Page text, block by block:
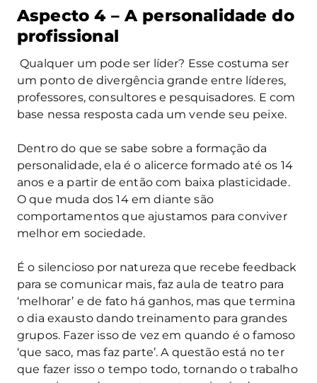
Aspecto 4 – A personalidade do
profissional
Qualquer um pode ser líder? Esse costuma ser
um ponto de divergência grande entre líderes,
professores, consultores e pesquisadores. E com
base nessa resposta cada um vende seu peixe.
Dentro do que se sabe sobre a formação da
personalidade, ela é o alicerce formado até os 14
anos e a partir de então com baixa plasticidade.
O que muda dos 14 em diante são
comportamentos que ajustamos para conviver
melhor em sociedade.
É o silencioso por natureza que recebe feedback
para se comunicar mais, faz aula de teatro para
‘melhorar’ e de fato há ganhos, mas que termina
o dia exausto dando treinamento para grandes
grupos. Fazer isso de vez em quando é o famoso
‘que saco, mas faz parte’. A questão está no ter
que fazer isso o tempo todo, tornando o trabalho